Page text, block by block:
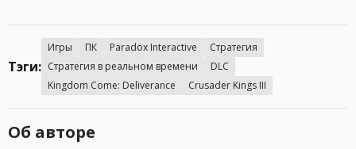
Тэги:
Игры ПК Paradox Interactive
Стратегия
Стратегия в реальном времени
DLC
Kingdom Come: Deliverance
Crusader Kings III
Об авторе